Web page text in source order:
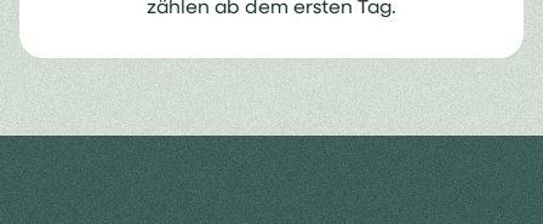
zählen ab dem ersten Tag.